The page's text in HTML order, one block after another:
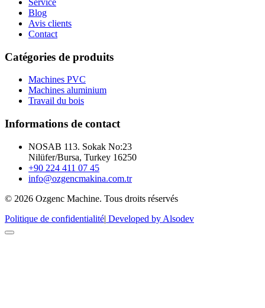
Service
Blog
Avis clients
Contact
Catégories de produits
Machines PVC
Machines aluminium
Travail du bois
Informations de contact
NOSAB 113. Sokak No:23
Nilüfer/Bursa, Turkey 16250
+90 224 411 07 45
info@ozgencmakina.com.tr
© 2026 Ozgenc Machine. Tous droits réservés
Politique de confidentialité| Developed by Alsodev